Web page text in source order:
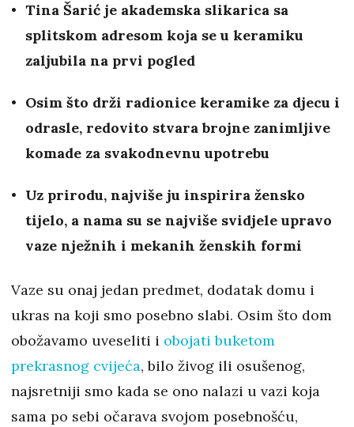
Tina Šarić je akademska slikarica sa
splitskom adresom koja se u keramiku
zaljubila na prvi pogled
Osim što drži radionice keramike za djecu i
odrasle, redovito stvara brojne zanimljive
komade za svakodnevnu upotrebu
Uz prirodu, najviše ju inspirira žensko
tijelo, a nama su se najviše svidjele upravo
vaze nježnih i mekanih ženskih formi
Vaze su onaj jedan predmet, dodatak domu i
ukras na koji smo posebno slabi. Osim što dom
obožavamo uveseliti i obojati buketom
prekrasnog cvijeća, bilo živog ili osušenog,
najsretniji smo kada se ono nalazi u vazi koja
sama po sebi očarava svojom posebnošću,